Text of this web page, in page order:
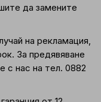
да замените
на рекламация,
За предявяване
с нас на тел. 0882